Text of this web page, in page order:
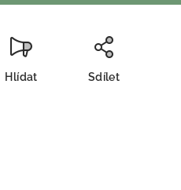
Hlídat Sdílet